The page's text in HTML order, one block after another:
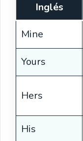
Inglés
Mine
Yours
Hers
His